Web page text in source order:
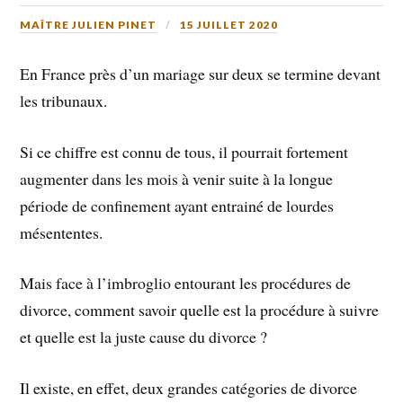
MAÎTRE JULIEN PINET 15 JUILLET 2020
En France près d’un mariage sur deux se termine devant
les tribunaux.
Si ce chiffre est connu de tous, il pourrait fortement
augmenter dans les mois à venir suite à la longue
période de confinement ayant entrainé de lourdes
mésententes.
Mais face à l’imbroglio entourant les procédures de
divorce, comment savoir quelle est la procédure à suivre
et quelle est la juste cause du divorce ?
Il existe, en effet, deux grandes catégories de divorce